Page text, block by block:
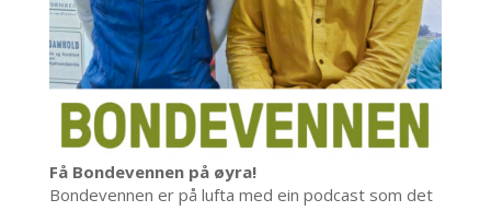
Få Bondevennen på øyra!
Bondevennen er på lufta med ein podcast som det